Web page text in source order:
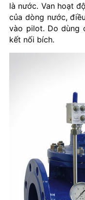
là nước. Van hoạt
của dòng nước,
vào pilot. Do dùng
kết nối bích.